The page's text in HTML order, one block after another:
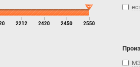
2212 2420 2450 2550